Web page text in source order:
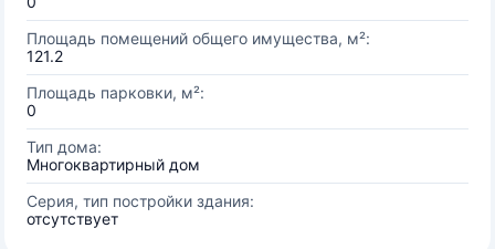
Площадь помещений общего имущества, м²:
121.2
Площадь парковки, м²:
0
Тип дома:
Многоквартирный дом
Серия, тип постройки здания:
отсутствует